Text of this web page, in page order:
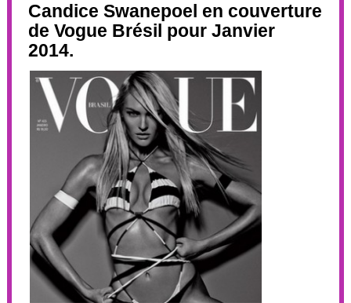
Candice Swanepoel en couverture
de Vogue Brésil pour Janvier
2014.